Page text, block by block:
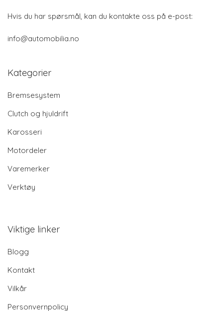
Hvis du har spørsmål, kan du kontakte oss på e-post:
info@automobilia.no
Kategorier
Bremsesystem
Clutch og hjuldrift
Karosseri
Motordeler
Varemerker
Verktøy
Viktige linker
Blogg
Kontakt
Vilkår
Personvernpolicy